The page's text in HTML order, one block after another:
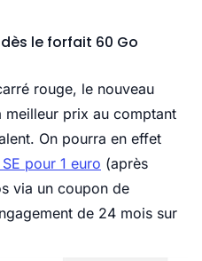
dès le forfait 60 Go
rouge, le nouveau
prix au comptant
On pourra en effet
pour 1 euro (après
via un coupon de
de 24 mois sur